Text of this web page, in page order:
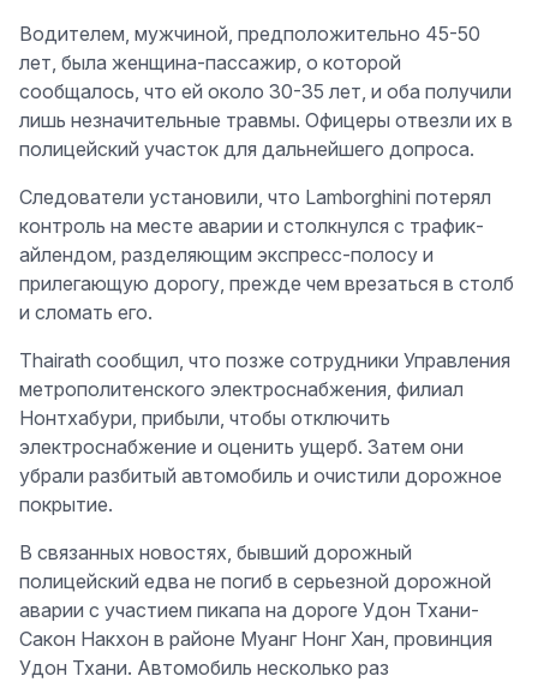
Водителем, мужчиной, предположительно 45-50
лет, была женщина-пассажир, о которой
сообщалось, что ей около 30-35 лет, и оба получили
лишь незначительные травмы. Офицеры отвезли их в
полицейский участок для дальнейшего допроса.
Следователи установили, что Lamborghini потерял
контроль на месте аварии и столкнулся с трафик-
айлендом, разделяющим экспресс-полосу и
прилегающую дорогу, прежде чем врезаться в столб
и сломать его.
Thairath сообщил, что позже сотрудники Управления
метрополитенского электроснабжения, филиал
Нонтхабури, прибыли, чтобы отключить
электроснабжение и оценить ущерб. Затем они
убрали разбитый автомобиль и очистили дорожное
покрытие.
В связанных новостях, бывший дорожный
полицейский едва не погиб в серьезной дорожной
аварии с участием пикапа на дороге Удон Тхани-
Сакон Накхон в районе Муанг Нонг Хан, провинция
Удон Тхани. Автомобиль несколько раз